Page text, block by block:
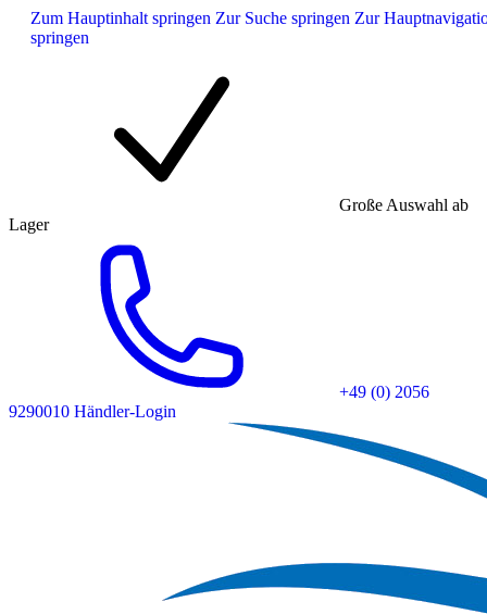
Zum Hauptinhalt springen Zur Suche springen Zur
springen
Große Auswahl ab
Lager
+49 (0) 2056
9290010 Händler-Login